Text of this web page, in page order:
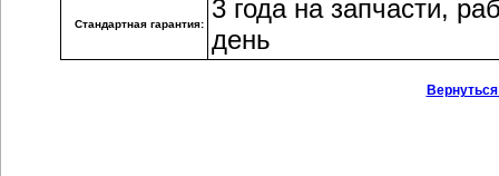
Стандартная гарантия:
3 года на запчасти,
день